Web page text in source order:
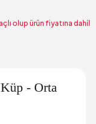
olup ürün fiyatına dahil
- Orta